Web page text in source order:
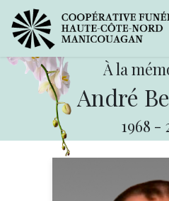
À la
André
1968 -